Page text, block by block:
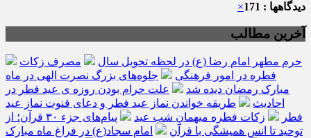
دیدگاهها : 171
×
آخرین مطالب
حرم مطهر امام رضا (ع) در لحظه تحویل سال
مصرف زکات
فطره در امور فرهنگی
جلوه‌های بزرگ نصرت الهی در ماه
مبارک رمضان دیده شد
علت حرام بودن روزه ی عید فطر در
احادیث
طریقه خواندن نماز عید فطر و دعای قنوت نماز عید
فطر
زکات فطره میهمانِ شب عید
پیام‌های جزء ۳۰ قرآن؛ از
توحید تا انس همیشگی با قرآن
امام سجاد(ع) در فراغ ماه مبارک